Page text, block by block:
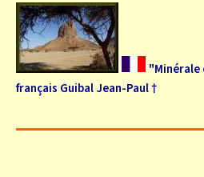
français Guibal Jean-Paul †